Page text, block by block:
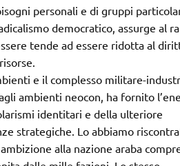
personali e di gruppi
democratico, assurge al
tende ad essere ridotta al
e il complesso militare-
ambienti neocon, ha fornito
identitari e della ulteriore
strategiche. Lo abbiamo
alla nazione araba